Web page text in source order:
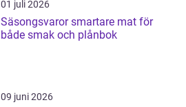
01 juli 2026
Säsongsvaror smartare mat för
både smak och plånbok
09 juni 2026